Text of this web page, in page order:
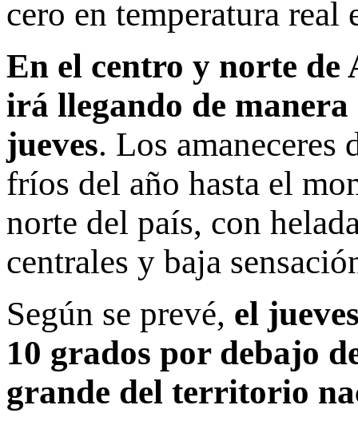
cero en temperatura real
En el centro y norte de
irá llegando de manera
jueves. Los amaneceres
fríos del año hasta el
norte del país, con
centrales y baja
Según se prevé, el
10 grados por debajo
grande del territorio